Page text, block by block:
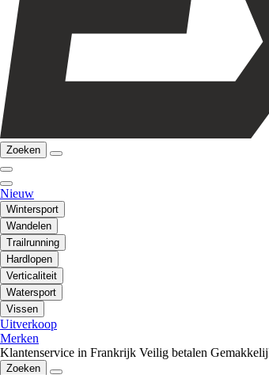
Zoeken
Nieuw
Wintersport
Wandelen
Trailrunning
Hardlopen
Verticaliteit
Watersport
Vissen
Uitverkoop
Merken
Klantenservice in Frankrijk Veilig betalen
Zoeken